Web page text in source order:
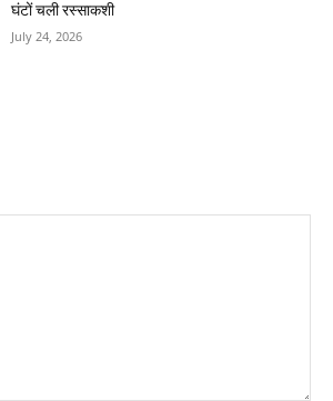
घंटों चली रस्साकशी
July 24, 2026